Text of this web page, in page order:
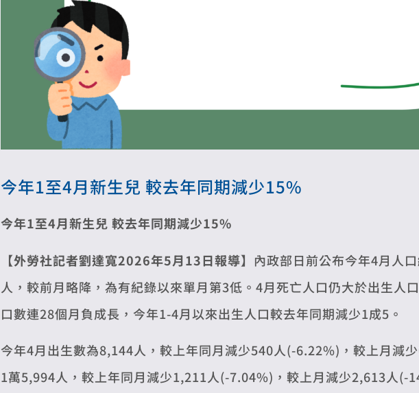
今年1至4月新生兒 較去年同期減少15%
今年1至4月新生兒 較去年同期減少15%
【外勞社記者劉達寬2026年5月13日報導】 內政部日前公布今年4月人
人，較前月略降，為有紀錄以來單月第3低。4月死亡人口仍大於出生人
口數連28個月負成長，今年1-4月以來出生人口較去年同期減少1成5。
今年4月出生數為8,144人，較上年同月減少540人(-6.22%)，較上月減
1萬5,994人，較上年同月減少1,211人(-7.04%)，較上月減少2,613人(-